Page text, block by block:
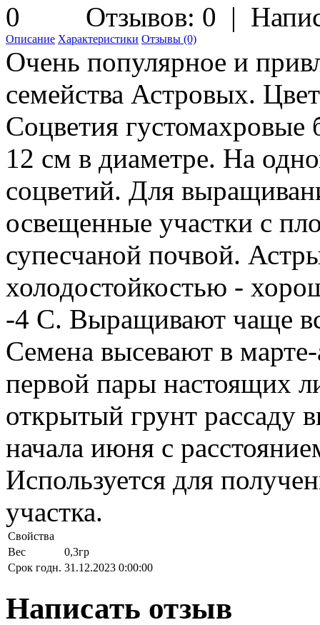
Отзывов: 0 |
Описание Характеристики Отзывы (0)
Очень популярное и
семейства Астровых.
Соцветия
12 см в диаметре. На
соцветий. Для
освещенные участки с
супесчаной почвой.
холодостойкостью -
-4 С. Выращивают чаще
Семена высевают в
первой пары настоящих
открытый грунт рассаду
начала июня с
Используется для
участка.
Свойства
Вес
0,3гр
Срок годн. 31.12.2023 0:00:00
Написать отзыв